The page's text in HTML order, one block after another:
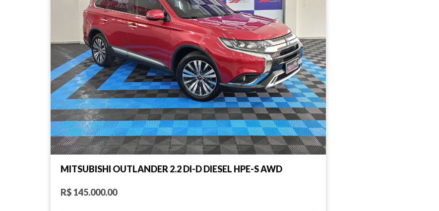
MITSUBISHI OUTLANDER 2.2 DI-D DIESEL HPE-S AWD
R$ 145.000.00